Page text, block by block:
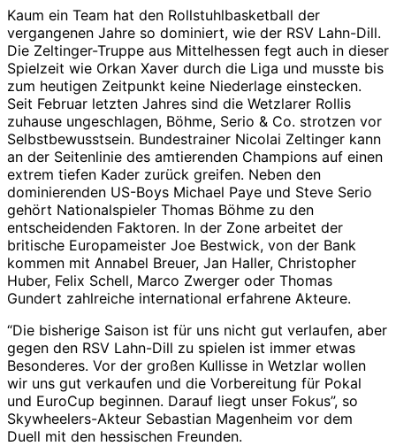
Kaum ein Team hat den Rollstuhlbasketball der
vergangenen Jahre so dominiert, wie der RSV Lahn-Dill.
Die Zeltinger-Truppe aus Mittelhessen fegt auch in dieser
Spielzeit wie Orkan Xaver durch die Liga und musste bis
zum heutigen Zeitpunkt keine Niederlage einstecken.
Seit Februar letzten Jahres sind die Wetzlarer Rollis
zuhause ungeschlagen, Böhme, Serio & Co. strotzen vor
Selbstbewusstsein. Bundestrainer Nicolai Zeltinger kann
an der Seitenlinie des amtierenden Champions auf einen
extrem tiefen Kader zurück greifen. Neben den
dominierenden US-Boys Michael Paye und Steve Serio
gehört Nationalspieler Thomas Böhme zu den
entscheidenden Faktoren. In der Zone arbeitet der
britische Europameister Joe Bestwick, von der Bank
kommen mit Annabel Breuer, Jan Haller, Christopher
Huber, Felix Schell, Marco Zwerger oder Thomas
Gundert zahlreiche international erfahrene Akteure.
“Die bisherige Saison ist für uns nicht gut verlaufen, aber
gegen den RSV Lahn-Dill zu spielen ist immer etwas
Besonderes. Vor der großen Kullisse in Wetzlar wollen
wir uns gut verkaufen und die Vorbereitung für Pokal
und EuroCup beginnen. Darauf liegt unser Fokus”, so
Skywheelers-Akteur Sebastian Magenheim vor dem
Duell mit den hessischen Freunden.